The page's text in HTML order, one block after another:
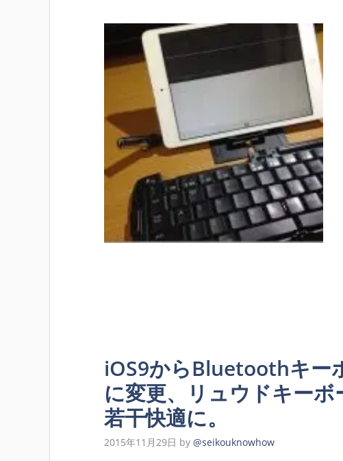
iOS9からBluetoothキー
に変更、リュウドキー
若干快適に。
2015年11月29日 by @seikouknowhow